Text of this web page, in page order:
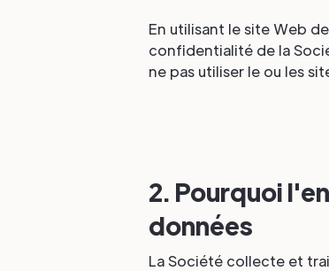
En utilisant le site Web
confidentialité de la
ne pas utiliser le ou les
2. Pourquoi
données
La Société collecte et